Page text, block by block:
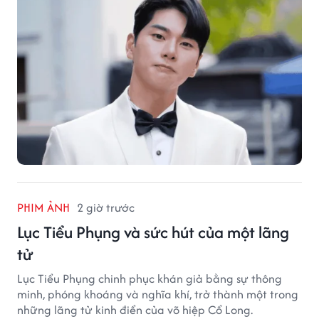
PHIM ẢNH 2 giờ trước
Lục Tiểu Phụng và sức hút của một lãng
tử
Lục Tiểu Phụng chinh phục khán giả bằng sự thông
minh, phóng khoáng và nghĩa khí, trở thành một trong
những lãng tử kinh điển của võ hiệp Cổ Long.